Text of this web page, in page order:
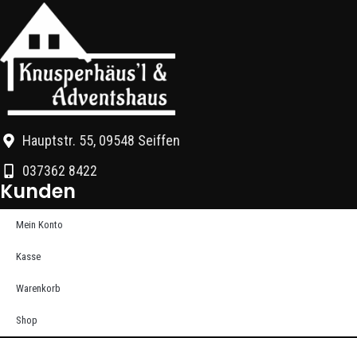
Hauptstr. 55, 09548 Seiffen
037362 8422
Kunden
Mein Konto
Kasse
Warenkorb
Shop